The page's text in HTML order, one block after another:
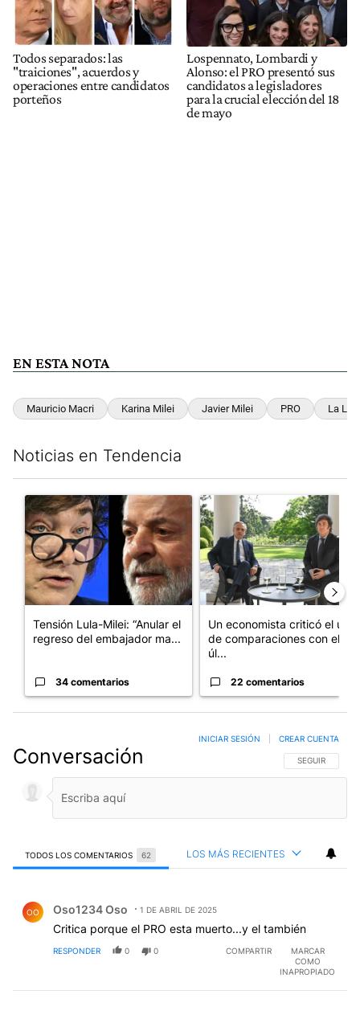
Todos separados: las
"traiciones", acuerdos y
operaciones entre candidatos
porteños
Lospennato, Lombardi y
Alonso: el PRO presentó sus
candidatos a legisladores
para la crucial elección del 18
de mayo
EN ESTA NOTA
Mauricio Macri Karina Milei Javier Milei PRO La
Noticias en Tendencia
Un artículo de tendencia con el título "Tensión Lula-Milei:
Tensión Lula-Milei: “Anular el
regreso del embajador ma...
34 comentarios
Un artículo de tendencia con
Un economista criticó el uso
de comparaciones con el
úl...
22 comentarios
Conversación SIGA ESTA
SEGUIR
INICIAR SESIÓN CREAR CUENTA
TODOS LOS COMENTARIOS 62 LOS MÁS RECIENTES
OO Oso1234 Oso 1 DE ABRIL DE 2025
Critica porque el PRO esta muerto...y el también
RESPONDER 0 0 COMPARTIR
MARCAR
COMO
INAPROPIADO